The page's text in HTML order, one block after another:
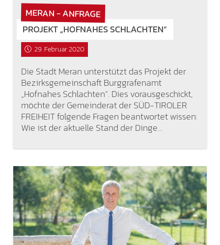
MERAN - ANFRAGE
PROJEKT „HOFNAHES SCHLACHTEN“
29. Februar 2020
Die Stadt Meran unterstützt das Projekt der
Bezirksgemeinschaft Burggrafenamt
„Hofnahes Schlachten“. Dies vorausgeschickt,
möchte der Gemeinderat der SÜD-TIROLER
FREIHEIT folgende Fragen beantwortet wissen:
Wie ist der aktuelle Stand der Dinge…